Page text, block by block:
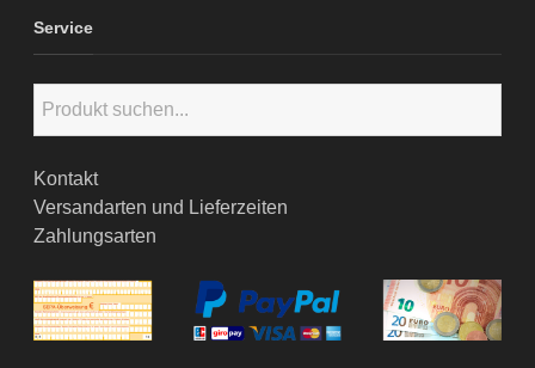
Service
Kontakt
Versandarten und Lieferzeiten
Zahlungsarten